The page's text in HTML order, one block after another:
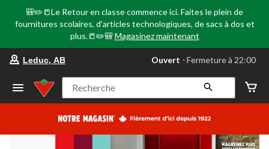
🎒✏️📒Le Retour en classe commence ici. Faites le plein de
fournitures scolaires, d'articles technologiques, de sacs à dos et
plus.📒✏️🎒 Magasinez maintenant
votre
préféré
Leduc,
AB,
courament
Fermeture
Leduc, AB Ouvert ⋅ Fermeture à 22:00
Recherche